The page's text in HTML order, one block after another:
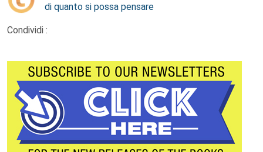
di quanto si possa pensare
Condividi :